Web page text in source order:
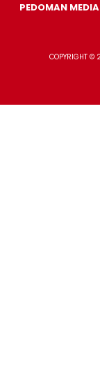
PEDOMAN
COPYRIGHT ©